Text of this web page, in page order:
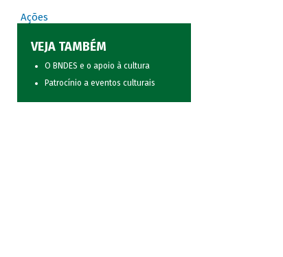
Ações
VEJA TAMBÉM
O BNDES e o apoio à cultura
Patrocínio a eventos culturais